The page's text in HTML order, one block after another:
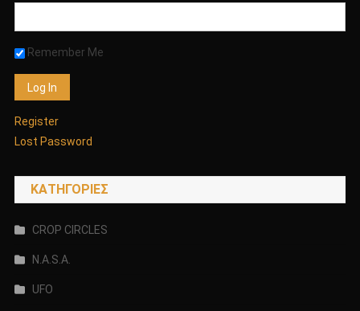
Remember Me
Register
Lost Password
KΑΤΗΓΟΡΊΕΣ
CROP CIRCLES
N.A.S.A.
UFO